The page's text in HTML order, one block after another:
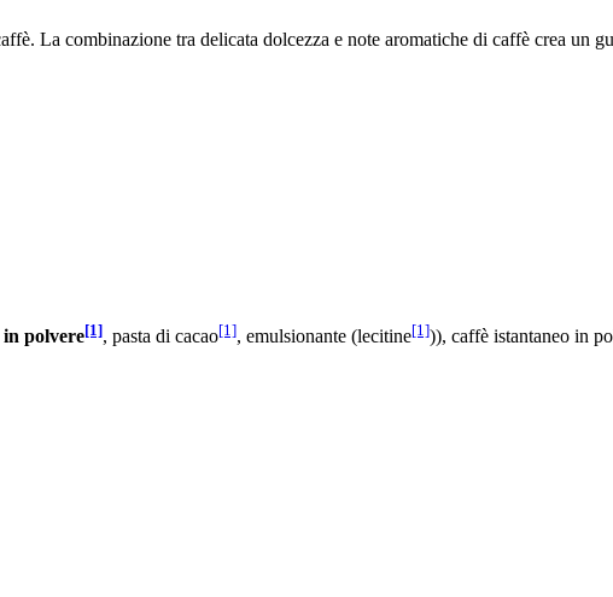
La combinazione tra delicata dolcezza e note aromatiche di caffè crea un
polvere[1], pasta di cacao[1], emulsionante (lecitine[1])), caffè istantaneo in